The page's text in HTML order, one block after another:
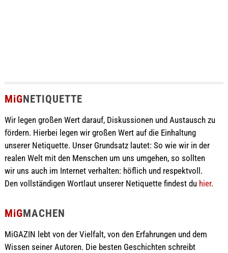
MiGNETIQUETTE
Wir legen großen Wert darauf, Diskussionen und Austausch zu
fördern. Hierbei legen wir großen Wert auf die Einhaltung
unserer Netiquette. Unser Grundsatz lautet: So wie wir in der
realen Welt mit den Menschen um uns umgehen, so sollten
wir uns auch im Internet verhalten: höflich und respektvoll.
Den vollständigen Wortlaut unserer Netiquette findest du hier.
MiGMACHEN
MiGAZIN lebt von der Vielfalt, von den Erfahrungen und dem
Wissen seiner Autoren. Die besten Geschichten schreibt